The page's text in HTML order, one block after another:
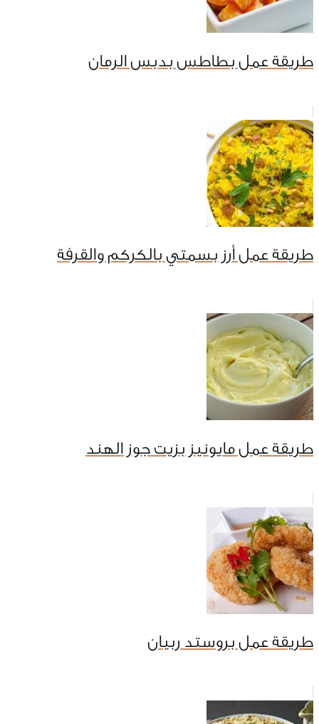
طريقة عمل بطاطس بدبس الرمان
طريقة عمل أرز بسمتي بالكركم والقرفة
طريقة عمل مايونيز بزيت جوز الهند
طريقة عمل بروستد ربيان